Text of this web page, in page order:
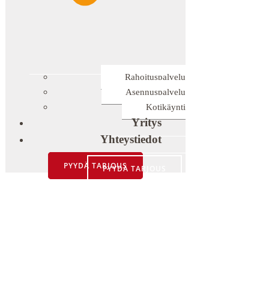
Rahoituspalvelu
Asennuspalvelu
Kotikäynti
Yritys
Yhteystiedot
PYYDÄ TARJOUSPYYDÄ TARJOUS